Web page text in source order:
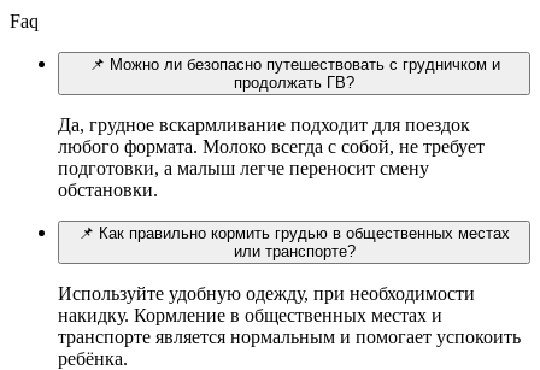
Faq
📌 Можно ли безопасно путешествовать с грудничком и
продолжать ГВ?
Да, грудное вскармливание подходит для поездок
любого формата. Молоко всегда с собой, не требует
подготовки, а малыш легче переносит смену
обстановки.
📌 Как правильно кормить грудью в общественных местах
или транспорте?
Используйте удобную одежду, при необходимости
накидку. Кормление в общественных местах и
транспорте является нормальным и помогает успокоить
ребёнка.